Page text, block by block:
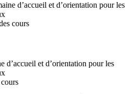
d’accueil et d’orientation pour les
cours
d’accueil et d’orientation pour les